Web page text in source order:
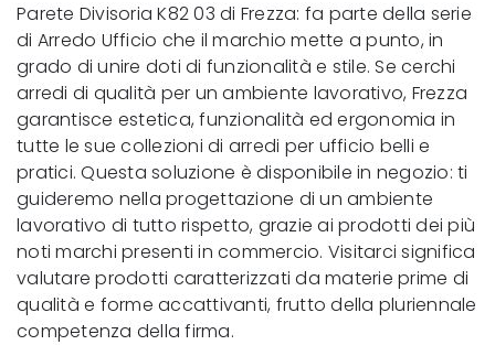
Parete Divisoria K82 03 di Frezza: fa parte della serie
di Arredo Ufficio che il marchio mette a punto, in
grado di unire doti di funzionalità e stile. Se cerchi
arredi di qualità per un ambiente lavorativo, Frezza
garantisce estetica, funzionalità ed ergonomia in
tutte le sue collezioni di arredi per ufficio belli e
pratici. Questa soluzione è disponibile in negozio: ti
guideremo nella progettazione di un ambiente
lavorativo di tutto rispetto, grazie ai prodotti dei più
noti marchi presenti in commercio. Visitarci significa
valutare prodotti caratterizzati da materie prime di
qualità e forme accattivanti, frutto della pluriennale
competenza della firma.